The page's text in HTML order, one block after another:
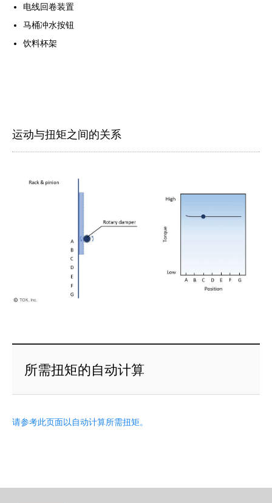
电线回卷装置
马桶冲水按钮
饮料杯架
运动与扭矩之间的关系
所需扭矩的自动计算
请参考此页面以自动计算所需扭矩。